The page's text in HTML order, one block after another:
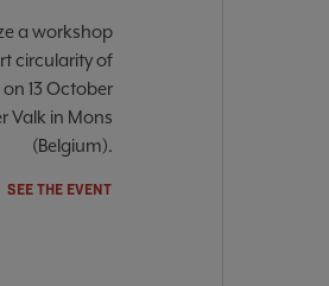
a workshop
circularity of
13 October
Valk in Mons
(Belgium).
SEE THE EVENT